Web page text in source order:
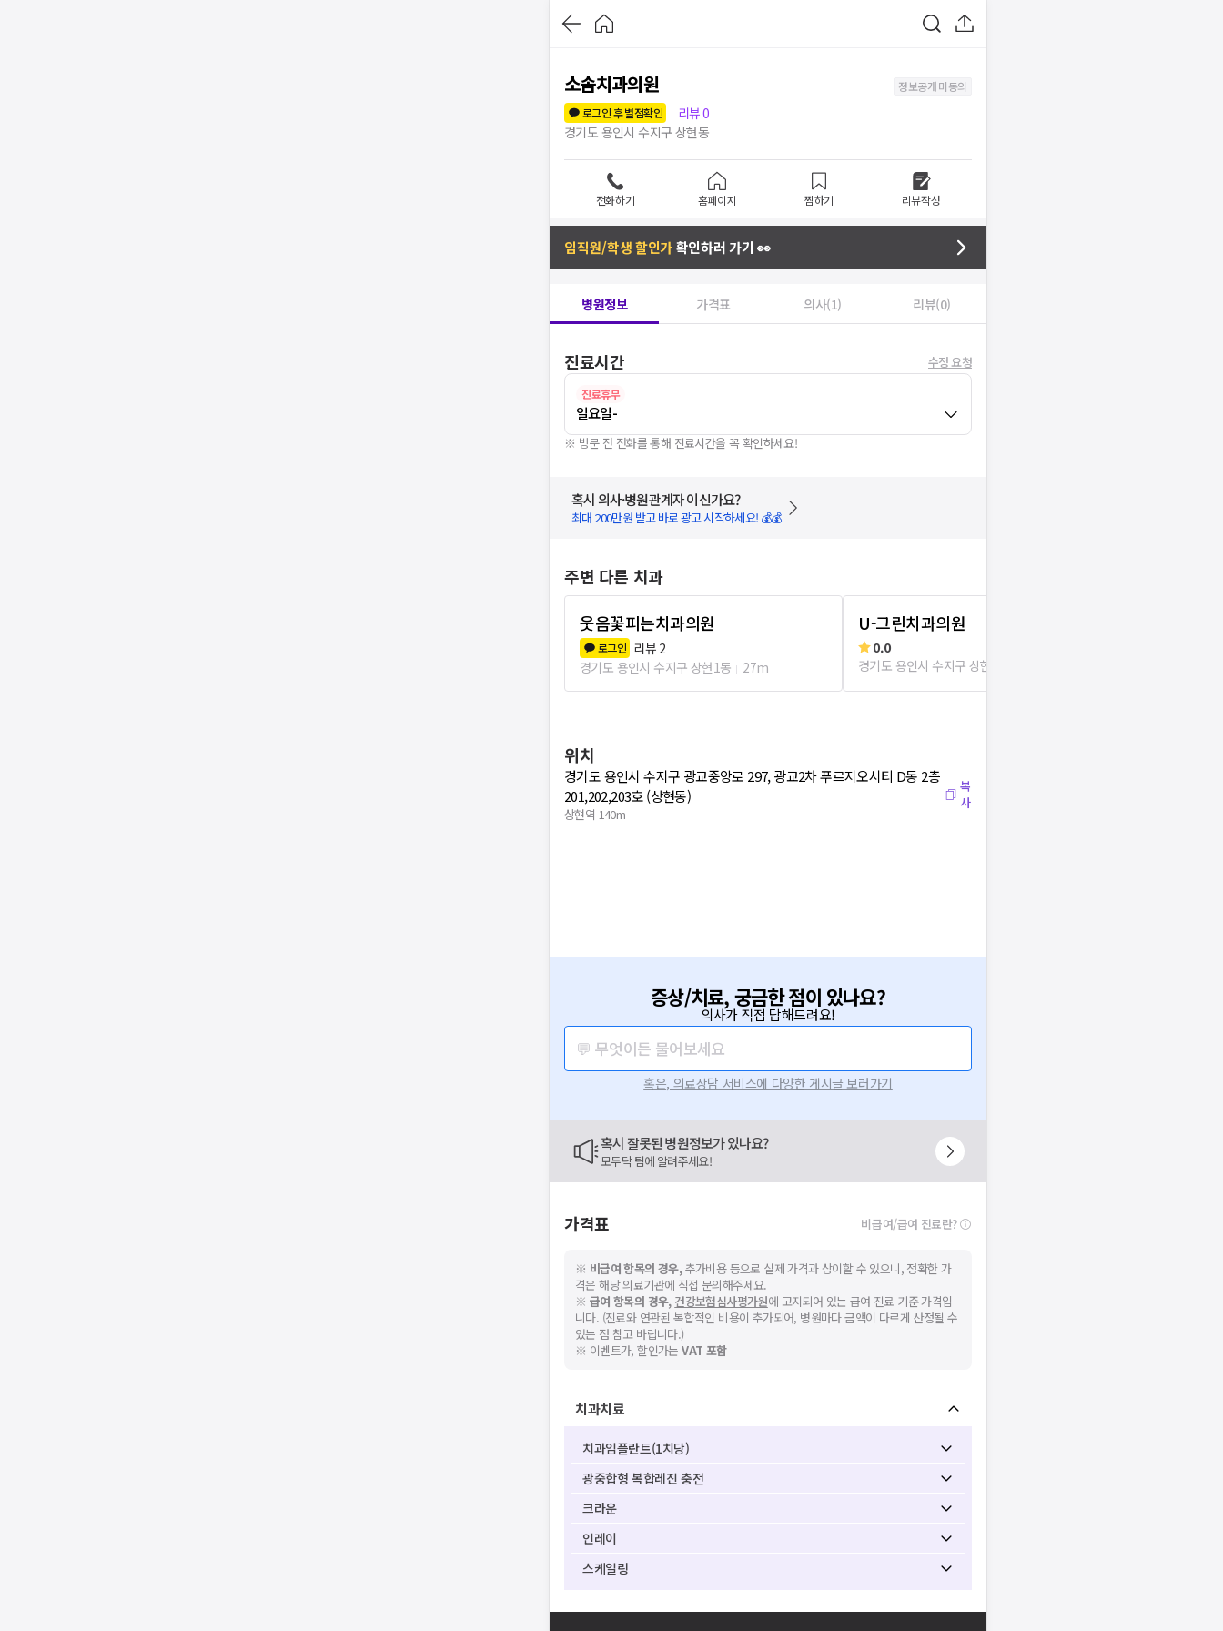
소솜치과의원
정보공개 미동의
로그인 후 별점확인
리뷰0
경기도 용인시 수지구 상현동
전화하기 홈페이지 찜하기 리뷰작성
임직원/학생 할인가확인하러 가기 👀
병원정보 가격표 의사(1) 리뷰(0)
진료시간 수정 요청
진료휴무
일요일-
※ 방문 전 전화를 통해 진료시간을 꼭 확인하세요!
혹시 의사·병원관계자 이신가요?
최대 200만원 받고 바로 광고 시작하세요! 💰💰
주변 다른 치과
웃음꽃피는치과의원
로그인 리뷰 2
경기도 용인시 수지구 상현1동
27m
U-그린치과의원
0.0
경기도 용인시 수지구 상현동
위치
경기도 용인시 수지구 광교중앙로 297, 광교2차 푸르지오시티 D동 2층
201,202,203호 (상현동)
상현역 140m
복
사
증상/치료, 궁금한 점이 있나요?
의사가 직접 답해드려요!
💬 무엇이든 물어보세요
혹은, 의료상담 서비스에 다양한 게시글 보러가기
혹시 잘못된 병원정보가 있나요?
모두닥 팀에 알려주세요!
가격표 비급여/급여 진료란?
※ 비급여 항목의 경우,추가비용 등으로 실제 가격과 상이할 수 있으니, 정확한 가
격은 해당 의료기관에 직접 문의해주세요.
※ 급여 항목의 경우, 건강보험심사평가원에 고지되어 있는 급여 진료 기준 가격입
니다. (진료와 연관된 복합적인 비용이 추가되어, 병원마다 금액이 다르게 산정될 수
있는 점 참고 바랍니다.)
※ 이벤트가, 할인가는VAT 포함
치과치료
치과임플란트(1치당)
광중합형 복합레진 충전
크라운
인레이
스케일링